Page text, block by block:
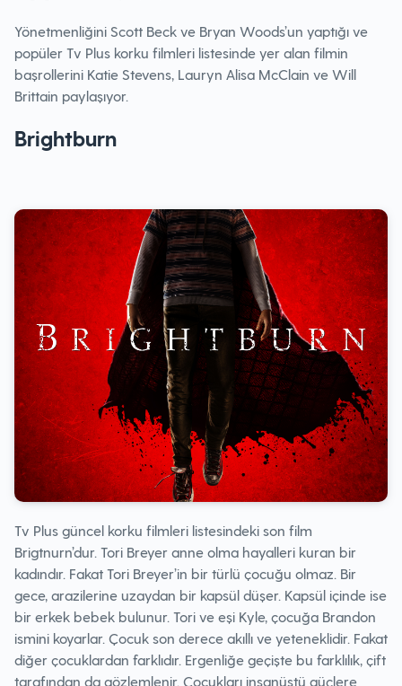
Yönetmenliğini Scott Beck ve Bryan Woods’un yaptığı ve
popüler Tv Plus korku filmleri listesinde yer alan filmin
başrollerini Katie Stevens, Lauryn Alisa McClain ve Will
Brittain paylaşıyor.
Brightburn
Tv Plus güncel korku filmleri listesindeki son film
Brigtnurn’dur. Tori Breyer anne olma hayalleri kuran bir
kadındır. Fakat Tori Breyer’in bir türlü çocuğu olmaz. Bir
gece, arazilerine uzaydan bir kapsül düşer. Kapsül içinde ise
bir erkek bebek bulunur. Tori ve eşi Kyle, çocuğa Brandon
ismini koyarlar. Çocuk son derece akıllı ve yeteneklidir. Fakat
diğer çocuklardan farklıdır. Ergenliğe geçişte bu farklılık, çift
tarafından da gözlemlenir. Çocukları insanüstü güçlere